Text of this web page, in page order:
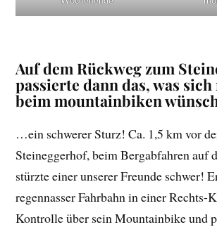
Auf dem Rückweg zum
passierte dann das, was
beim mountainbiken
…ein schwerer Sturz! Ca. 1,5 km vor
Steineggerhof, beim Bergabfahren auf
stürzte einer unserer Freunde schwer!
regennasser Fahrbahn in einer Rechts-
Kontrolle über sein Mountainbike und